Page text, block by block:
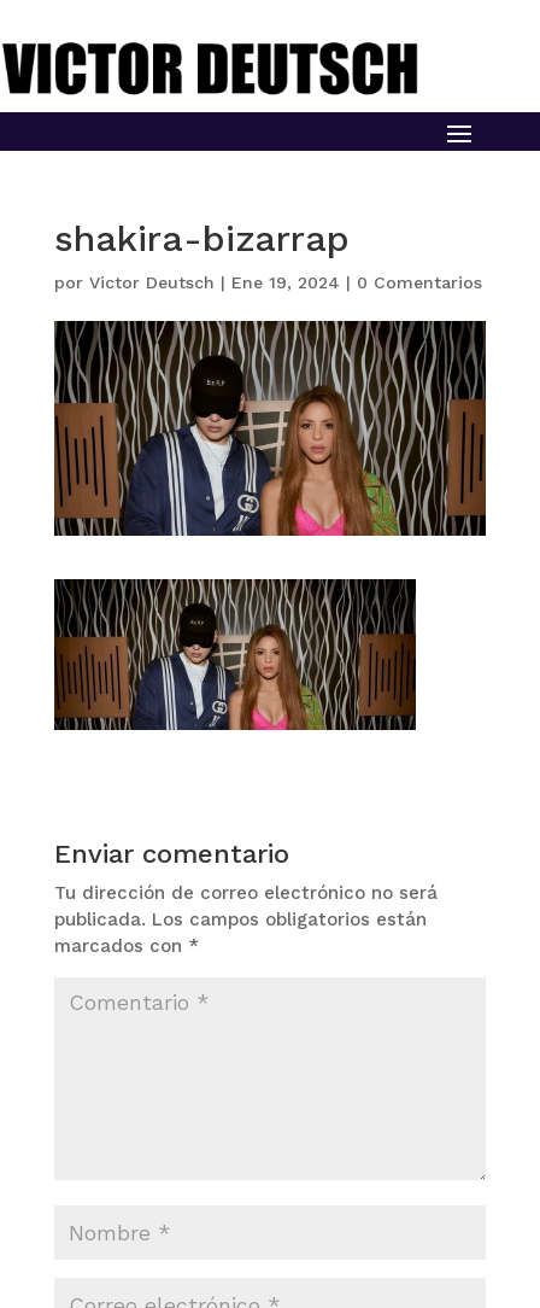
shakira-bizarrap
por Victor Deutsch | Ene 19, 2024 | 0 Comentarios
Enviar comentario
Tu dirección de correo electrónico no será
publicada. Los campos obligatorios están
marcados con *